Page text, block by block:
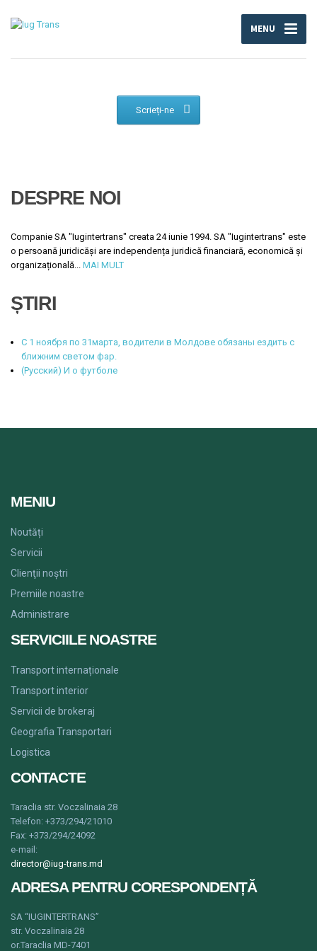
MENU
Scrieți-ne
DESPRE NOI
Companie SA "Iugintertrans" creata 24 iunie 1994. SA "Iugintertrans" este
o persoană juridicăși are independența juridică financiară, economică și
organizațională... MAI MULT
ȘTIRI
С 1 ноября по 31марта, водители в Молдове обязаны ездить с
ближним светом фар.
(Русский) И о футболе
MENIU
Noutăți
Servicii
Clienţii noștri
Premiile noastre
Administrare
SERVICIILE NOASTRE
Transport internaționale
Transport interior
Servicii de brokeraj
Geografia Transportari
Logistica
CONTACTE
Taraclia str. Voczalinaia 28
Telefon: +373/294/21010
Fax: +373/294/24092
e-mail:
director@iug-trans.md
ADRESA PENTRU CORESPONDENȚĂ
SA “IUGINTERTRANS”
str. Voczalinaia 28
or.Taraclia MD-7401